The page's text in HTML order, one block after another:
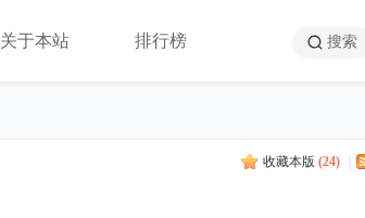
关于本站 排行榜 搜索
收藏本版 (24)